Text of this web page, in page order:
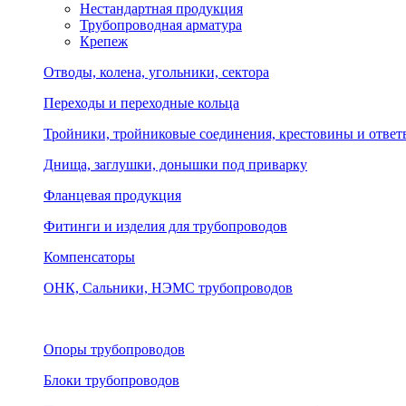
Нестандартная продукция
Трубопроводная арматура
Крепеж
Отводы, колена, угольники, сектора
Переходы и переходные кольца
Тройники, тройниковые соединения, крестовины и
Днища, заглушки, донышки под приварку
Фланцевая продукция
Фитинги и изделия для трубопроводов
Компенсаторы
ОНК, Сальники, НЭМС трубопроводов
Опоры трубопроводов
Блоки трубопроводов